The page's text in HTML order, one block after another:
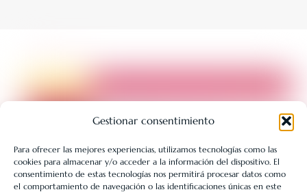
Gestionar consentimiento
Para ofrecer las mejores experiencias, utilizamos tecnologías como las
cookies para almacenar y/o acceder a la información del dispositivo. El
consentimiento de estas tecnologías nos permitirá procesar datos como
el comportamiento de navegación o las identificaciones únicas en este
LIBRERÍA UNIVERSITARIA LEÓN 1980 SLL ha sido beneficiaria
de Fondos Europeos, cuyo objetivo es la mejora de la